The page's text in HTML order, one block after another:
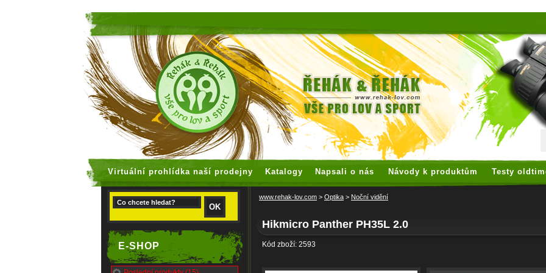
Virtuální prohlídka naší prodejny Katalogy Napsali o nás Návody k produktům Testy
E-SHOP
www.rehak-lov.com > Optika > Noční vidění
Hikmicro Panther PH35L 2.0
Kód zboží: 2593